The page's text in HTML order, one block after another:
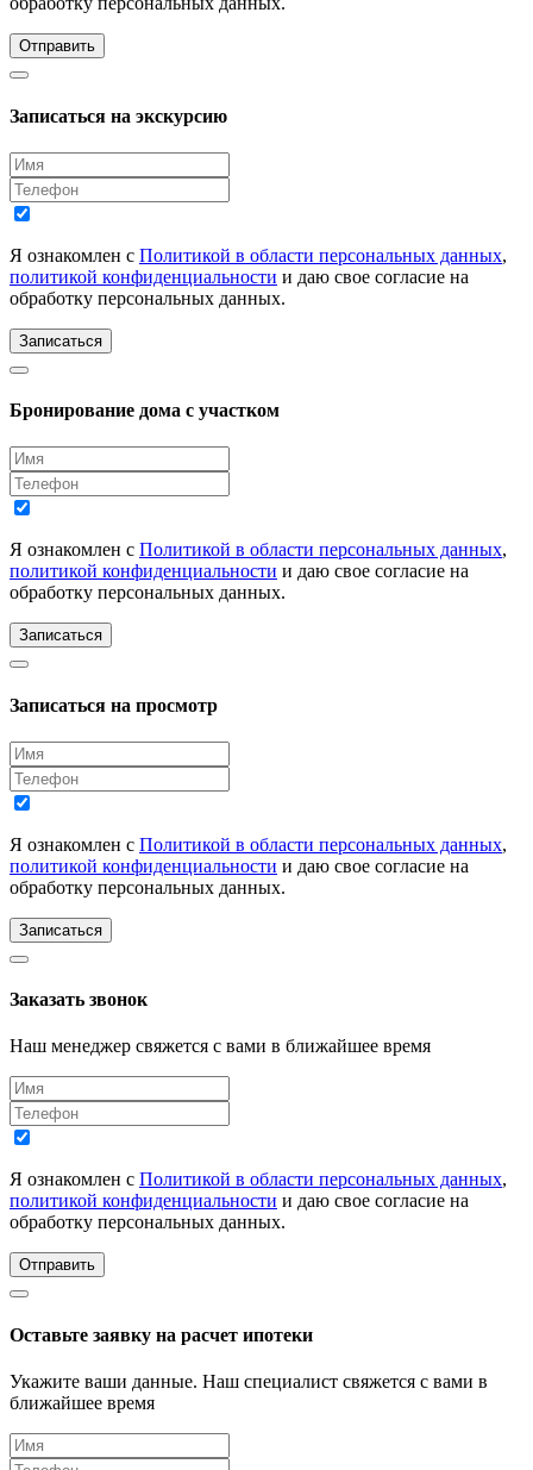
Отправить
Записаться на экскурсию
Я ознакомлен с Политикой в области персональных данных,
политикой конфиденциальности и даю свое согласие на
обработку персональных данных.
Записаться
Бронирование дома с участком
Я ознакомлен с Политикой в области персональных данных,
политикой конфиденциальности и даю свое согласие на
обработку персональных данных.
Записаться
Записаться на просмотр
Я ознакомлен с Политикой в области персональных данных,
политикой конфиденциальности и даю свое согласие на
обработку персональных данных.
Записаться
Заказать звонок
Наш менеджер свяжется с вами в ближайшее время
Я ознакомлен с Политикой в области персональных данных,
политикой конфиденциальности и даю свое согласие на
обработку персональных данных.
Отправить
Оставьте заявку на расчет ипотеки
Укажите ваши данные. Наш специалист свяжется с вами в
ближайшее время